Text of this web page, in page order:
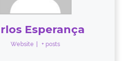
Esperança
Website + posts